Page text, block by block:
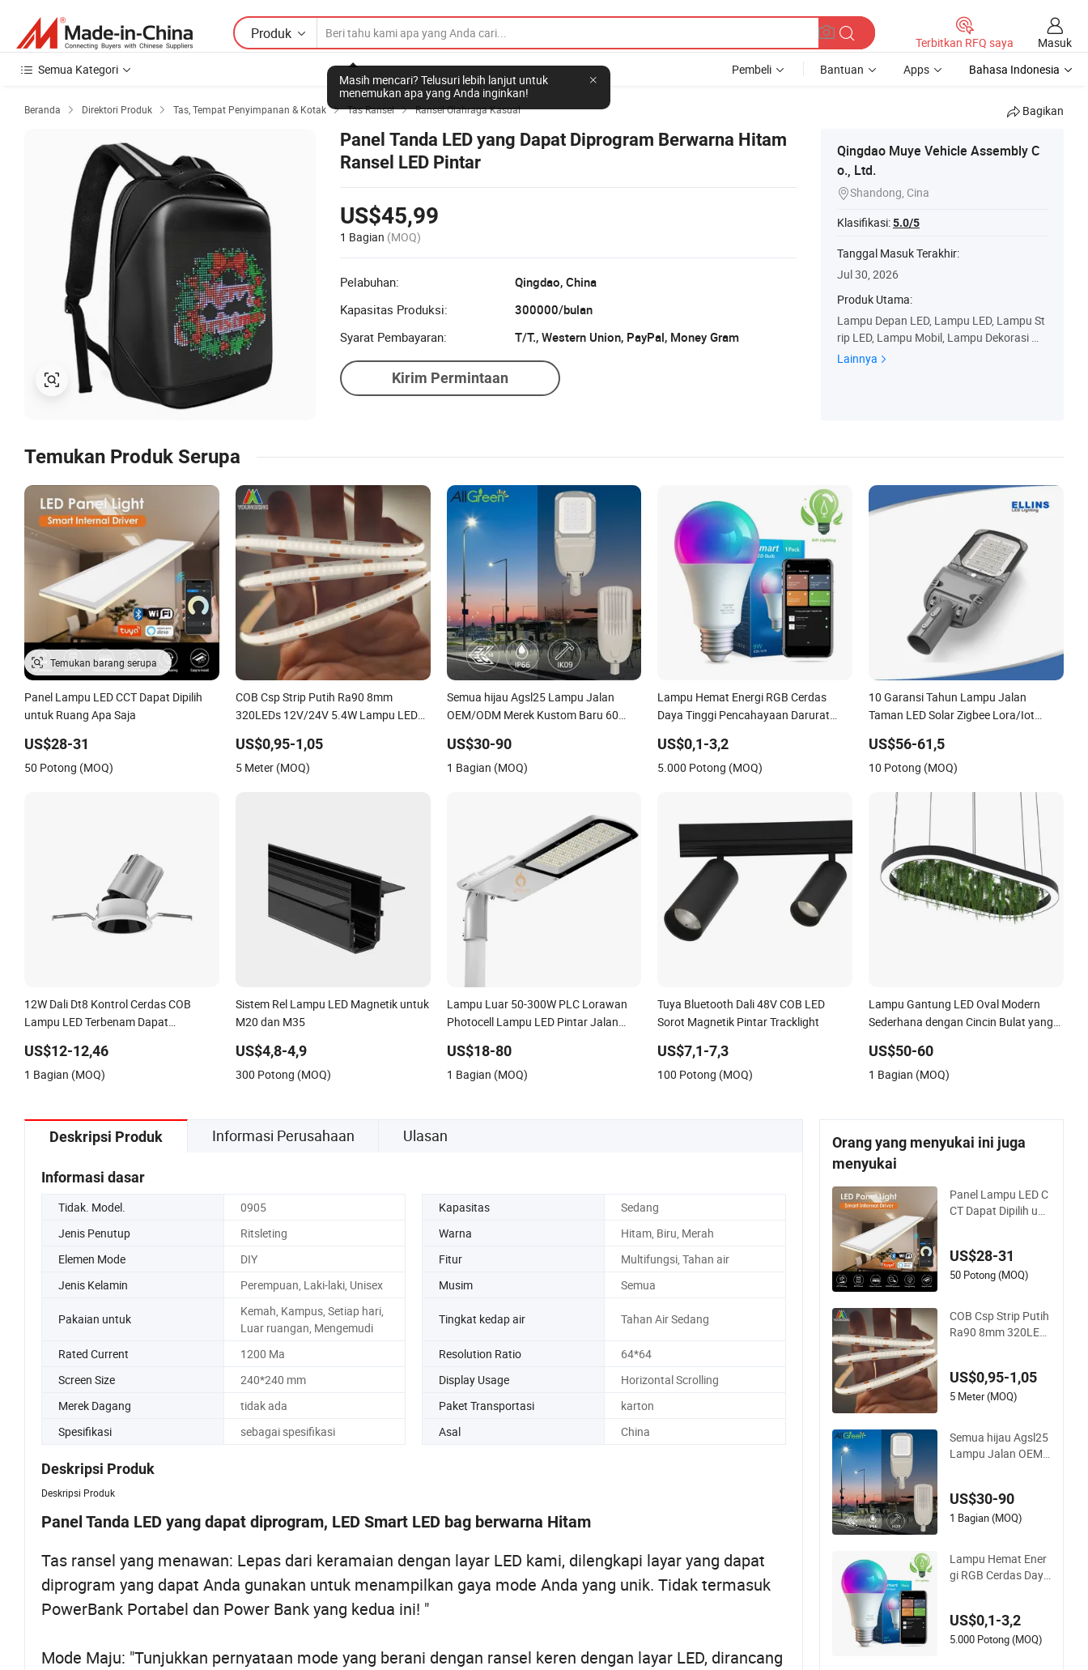
Produk
Masih mencari? Telusuri lebih lanjut untuk
menemukan apa yang Anda inginkan!
Terbitkan RFQ saya
Masuk
Semua Kategori
Pembeli Bantuan Apps Bahasa Indonesia
Beranda  Direktori Produk  Tas, Tempat Penyimpanan & Kotak  Tas Ransel  Ransel Olahraga Kasual Bagikan
Panel Tanda LED yang Dapat Diprogram Berwarna Hitam
Ransel LED Pintar
US$45,99
1 Bagian (MOQ)
Pelabuhan:
Qingdao, China
Kapasitas Produksi:
300000/bulan
Syarat Pembayaran:
T/T., Western Union, PayPal, Money Gram
Kirim Permintaan
Qingdao Muye Vehicle Assembly C
o., Ltd.
Shandong, Cina
Klasifikasi:5.0/5
Tanggal Masuk Terakhir:
Jul 30, 2026
Produk Utama:
Lampu Depan LED, Lampu LED, Lampu St
rip LED, Lampu Mobil, Lampu Dekorasi Mo
bil, Lampu Interior Mobil, Lampu Ambient,
Lainnya
Temukan Produk Serupa
Panel Lampu LED CCT Dapat Dipilih
untuk Ruang Apa Saja
US$28-31
50 Potong (MOQ)
COB Csp Strip Putih Ra90 8mm
320LEDs 12V/24V 5.4W Lampu LED
US$0,95-1,05
5 Meter (MOQ)
Semua hijau Agsl25 Lampu Jalan
OEM/ODM Merek Kustom Baru 60
Lampu Jalan, 150W Penerangan
Jalan LED dengan ENEC
US$30-90
1 Bagian (MOQ)
Lampu Hemat Energi RGB Cerdas
Daya Tinggi Pencahayaan Darurat
Dalam Ruangan Tuya Kontrol Jarak
Jauh IC Dapat Dimmable E27 B22
US$0,1-3,2
5.000 Potong (MOQ)
10 Garansi Tahun Lampu Jalan
Taman LED Solar Zigbee Lora/Iot
US$56-61,5
10 Potong (MOQ)
12W Dali Dt8 Kontrol Cerdas COB
Lampu LED Terbenam Dapat
US$12-12,46
1 Bagian (MOQ)
Sistem Rel Lampu LED Magnetik untuk
M20 dan M35
US$4,8-4,9
300 Potong (MOQ)
Lampu Luar 50-300W PLC Lorawan
Photocell Lampu LED Pintar Jalan
Perkotaan
US$18-80
1 Bagian (MOQ)
Tuya Bluetooth Dali 48V COB LED
Sorot Magnetik Pintar Tracklight
US$7,1-7,3
100 Potong (MOQ)
Lampu Gantung LED Oval Modern
Sederhana dengan Cincin Bulat yang
Ruang Makan, Kamar Tidur, Aula, dan
Dalam Rumah
US$50-60
1 Bagian (MOQ)
Deskripsi Produk Informasi Perusahaan Ulasan
Informasi dasar
Tidak. Model. 0905 Kapasitas
Sedang
Jenis Penutup
Ritsleting Warna
Hitam, Biru, Merah
Elemen Mode
DIY Fitur
Multifungsi, Tahan air
Jenis Kelamin
Perempuan, Laki-laki, Unisex Musim Semua
Pakaian untuk
Kemah, Kampus, Setiap hari,
Luar ruangan, Mengemudi
Tingkat kedap air Tahan Air Sedang
Rated Current 1200 Ma Resolution Ratio
64*64
Screen Size
240*240 mm Display Usage
Horizontal Scrolling
Merek Dagang
tidak ada Paket Transportasi
karton
Spesifikasi
sebagai spesifikasi Asal China
Deskripsi Produk
Deskripsi Produk
Panel Tanda LED yang dapat diprogram, LED Smart LED bag berwarna Hitam
Tas ransel yang menawan: Lepas dari keramaian dengan layar LED kami, dilengkapi layar yang dapat
diprogram yang dapat Anda gunakan untuk menampilkan gaya mode Anda yang unik. Tidak termasuk
PowerBank Portabel dan Power Bank yang kedua ini! "
Mode Maju: "Tunjukkan pernyataan mode yang berani dengan ransel keren dengan layar LED, dirancang
Orang yang menyukai ini juga
menyukai
Panel Lampu LED C
CT Dapat Dipilih unt
US$28-31
50 Potong (MOQ)
COB Csp Strip Putih
Ra90 8mm 320LED
z LED COB LED Stri
p
US$0,95-1,05
5 Meter (MOQ)
Semua hijau Agsl25
Lampu Jalan OEM/
an 200W Perumaha
n Lampu Jalan, 150
US$30-90
1 Bagian (MOQ)
Lampu Hemat Ener
gi RGB Cerdas Daya
uetooth 85-265V Do
b WiFi Dalam Ruang
US$0,1-3,2
5.000 Potong (MOQ)